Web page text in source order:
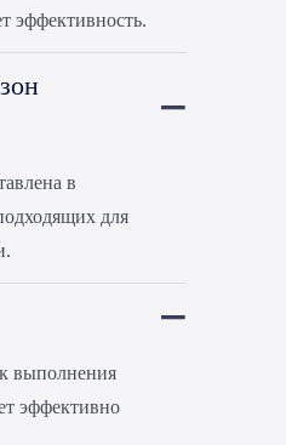
эффективность.
​​в
для
выполнения
эффективно